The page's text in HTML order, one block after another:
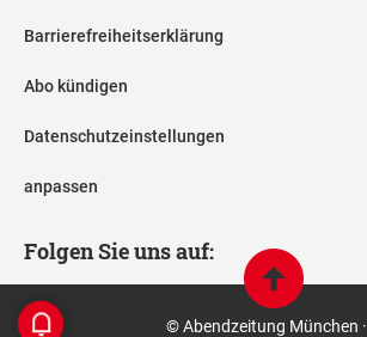
Barrierefreiheitserklärung
Abo kündigen
Datenschutzeinstellungen
anpassen
Folgen Sie uns auf:
© Abendzeitung München ·